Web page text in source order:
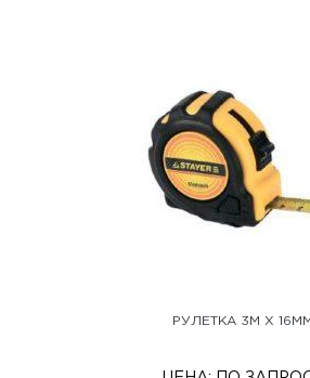
РУЛЕТКА 3М Х 16ММ